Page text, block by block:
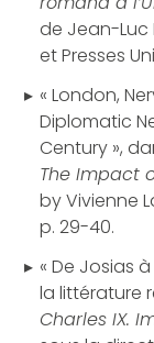
de Jean-Luc
et Presses
« London,
Diplomatic
Century »,
The Impact
by Vivienne
p. 29-40.
« De Josias
la littérature
Charles IX.